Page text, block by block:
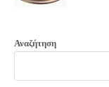
Αναζήτηση